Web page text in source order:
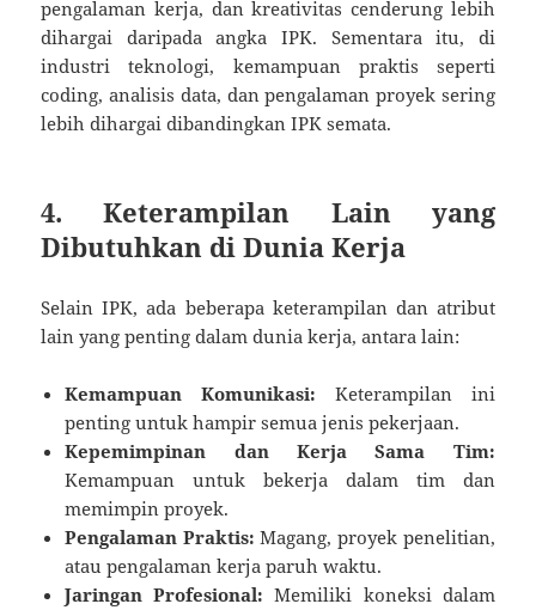
pengalaman kerja, dan kreativitas cenderung lebih
dihargai daripada angka IPK. Sementara itu, di
industri teknologi, kemampuan praktis seperti
coding, analisis data, dan pengalaman proyek sering
lebih dihargai dibandingkan IPK semata.
4. Keterampilan Lain yang
Dibutuhkan di Dunia Kerja
Selain IPK, ada beberapa keterampilan dan atribut
lain yang penting dalam dunia kerja, antara lain:
Kemampuan Komunikasi: Keterampilan ini
penting untuk hampir semua jenis pekerjaan.
Kepemimpinan dan Kerja Sama Tim:
Kemampuan untuk bekerja dalam tim dan
memimpin proyek.
Pengalaman Praktis: Magang, proyek penelitian,
atau pengalaman kerja paruh waktu.
Jaringan Profesional: Memiliki koneksi dalam